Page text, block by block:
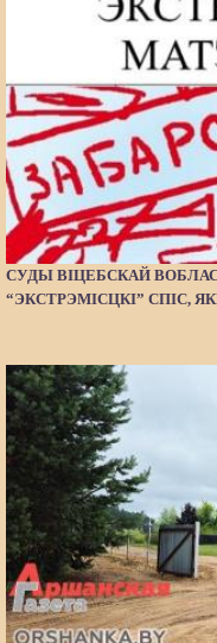
СУДЫ ВІЦЕБСКАЙ
“ЭКСТРЭМІСЦКІ” СПІС,